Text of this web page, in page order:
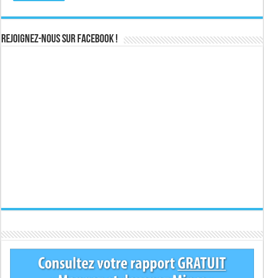
Rejoignez-nous sur Facebook !